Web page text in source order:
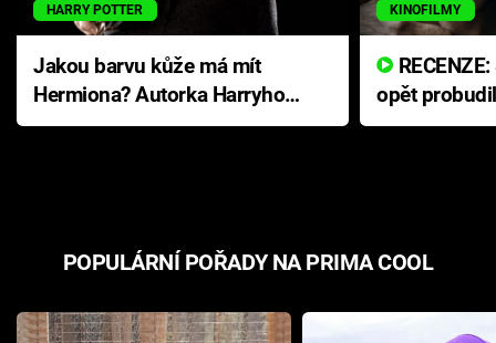
HARRY POTTER
Jakou barvu kůže má mít
Hermiona? Autorka Harryho
Pottera přišla s ráznou
KINOFILMY
opět
přichází s
POPULÁRNÍ POŘADY NA PRIMA COOL